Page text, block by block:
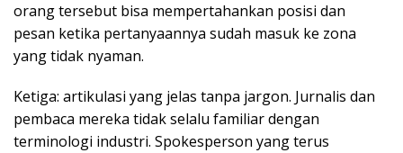
orang tersebut bisa mempertahankan posisi dan
pesan ketika pertanyaannya sudah masuk ke zona
yang tidak nyaman.
Ketiga: artikulasi yang jelas tanpa jargon. Jurnalis dan
pembaca mereka tidak selalu familiar dengan
terminologi industri. Spokesperson yang terus